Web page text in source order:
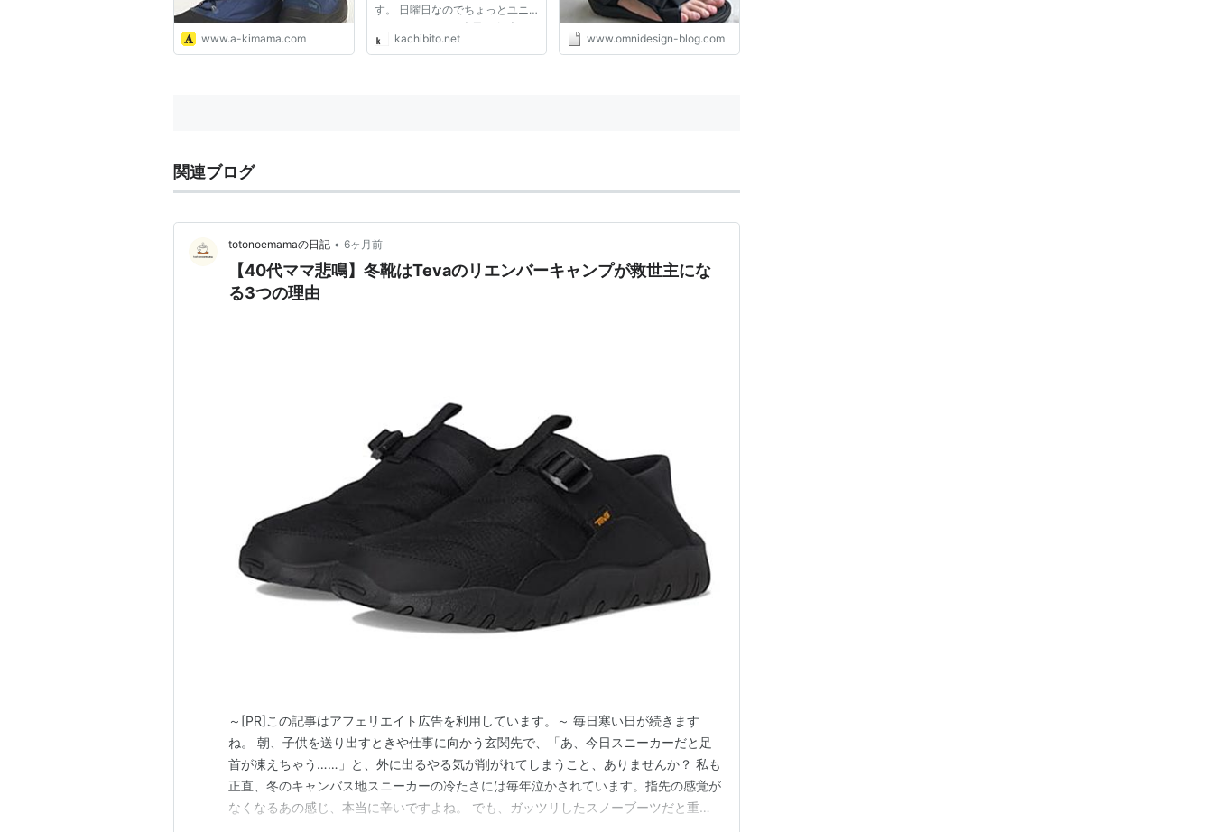
www.a-kimama.com
す。 日曜日なのでちょっとユニ
ークなネタでも。今日 ご紹介す
るのは誰が得するか分からないけ
kachibito.net www.omnidesign-blog.com
関連ブログ
totonoemamaの日記 • 6ヶ月前
【40代ママ悲鳴】冬靴はTevaのリエンバーキャンプが救世主にな
る3つの理由
～[PR]この記事はアフェリエイト広告を利用しています。～ 毎日寒い日が続きます
ね。 朝、子供を送り出すときや仕事に向かう玄関先で、「あ、今日スニーカーだと足
首が凍えちゃう……」と、外に出るやる気が削がれてしまうこと、ありませんか？ 私も
正直、冬のキャンバス地スニーカーの冷たさには毎年泣かされています。指先の感覚が
なくなるあの感じ、本当に辛いですよね。 でも、ガッツリしたスノーブーツだと重た